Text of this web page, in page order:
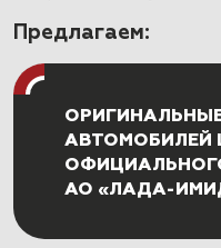
Предлагаем:
АВТОМОБИЛЕЙ
АО «ЛАДА-